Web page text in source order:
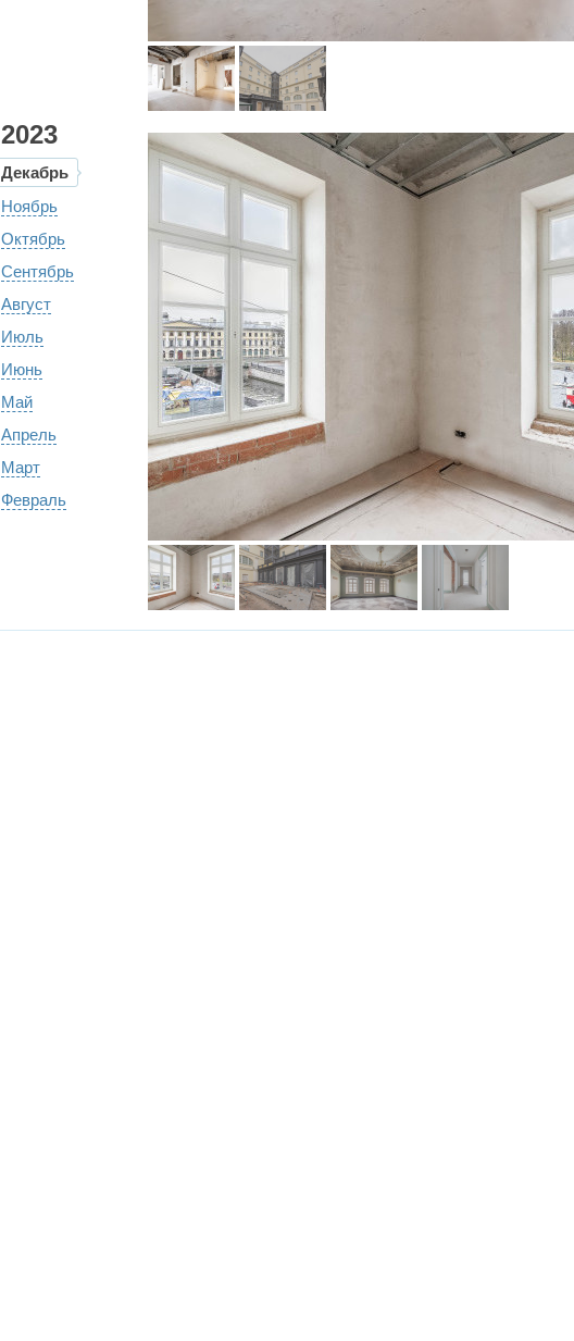
2023
Декабрь
Ноябрь
Октябрь
Сентябрь
Август
Июль
Июнь
Май
Апрель
Март
Февраль